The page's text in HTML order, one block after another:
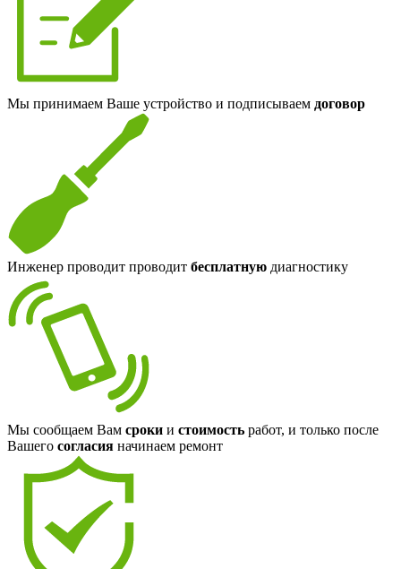
Мы принимаем Ваше устройство и подписываем договор
Инженер проводит проводит бесплатную диагностику
Мы сообщаем Вам сроки и стоимость работ, и только после
Вашего согласия начинаем ремонт